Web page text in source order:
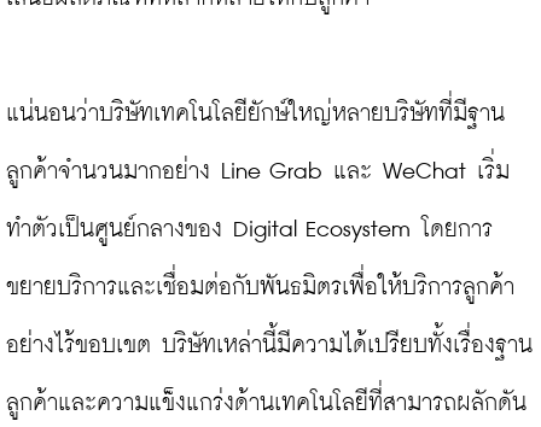
แน่นอนว่าบริษัทเทคโนโลยียักษ์ใหญ่หลายบริษัทที่มีฐาน
ลูกค้าจำนวนมากอย่าง Line Grab และ WeChat เริ่ม
ทำตัวเป็นศูนย์กลางของ Digital Ecosystem โดยการ
ขยายบริการและเชื่อมต่อกับพันธมิตรเพื่อให้บริการลูกค้า
อย่างไร้ขอบเขต บริษัทเหล่านี้มีความได้เปรียบทั้งเรื่องฐาน
ลูกค้าและความแข็งแกร่งด้านเทคโนโลยีที่สามารถผลักดัน